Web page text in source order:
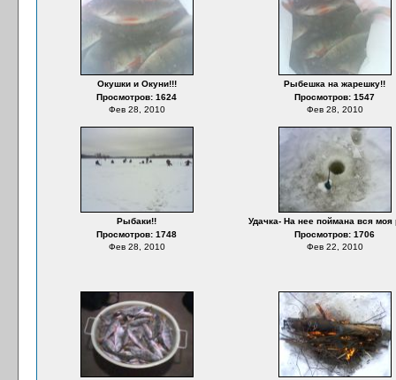
Окушки и Окуни!!!
Просмотров: 1624
Фев 28, 2010
Рыбешка на жарешку!!
Просмотров: 1547
Фев 28, 2010
Рыбаки!!
Просмотров: 1748
Фев 28, 2010
Удачка- На нее поймана вся
Просмотров: 1706
Фев 22, 2010